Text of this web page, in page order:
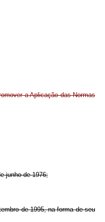
a Aplicação das Normas
junho de 1976;
de 1995, na forma de seu